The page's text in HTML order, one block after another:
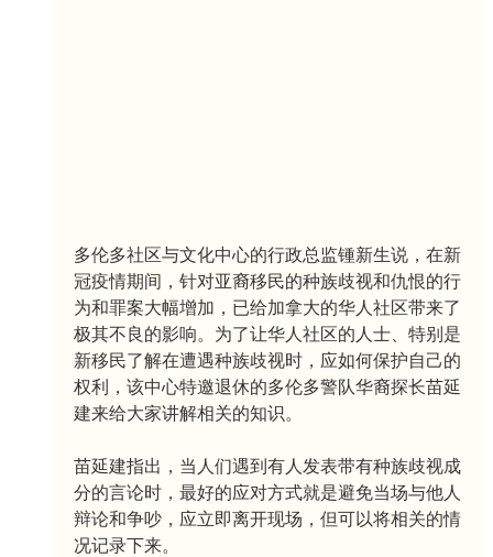
多伦多社区与文化中心的行政总监锺新生说，在新
冠疫情期间，针对亚裔移民的种族歧视和仇恨的行
为和罪案大幅增加，已给加拿大的华人社区带来了
极其不良的影响。为了让华人社区的人士、特别是
新移民了解在遭遇种族歧视时，应如何保护自己的
权利，该中心特邀退休的多伦多警队华裔探长苗延
建来给大家讲解相关的知识。
苗延建指出，当人们遇到有人发表带有种族歧视成
分的言论时，最好的应对方式就是避免当场与他人
辩论和争吵，应立即离开现场，但可以将相关的情
况记录下来。